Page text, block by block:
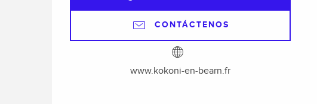
CONTÁCTENOS
www.kokoni-en-bearn.fr